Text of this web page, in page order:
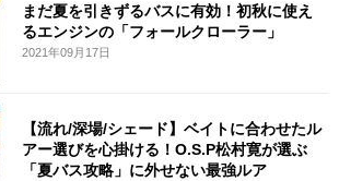
まだ夏を引きずるバスに有効！初秋に使え
るエンジンの「フォールクローラー」
2021年09月17日
【流れ/深場/シェード】ベイトに合わせたル
アー選びを心掛ける！O.S.P松村寛が選ぶ
「夏バス攻略」に外せない最強ルア